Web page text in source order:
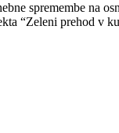
spremembe na
“Zeleni prehod v